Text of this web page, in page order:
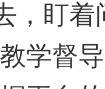
，盯
学督